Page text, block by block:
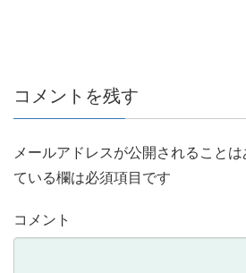
コメントを残す
メールアドレスが公開されることは
ている欄は必須項目です
コメント